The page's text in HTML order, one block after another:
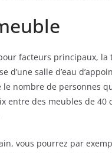
facteurs principaux,
d’une salle d’eau
nombre de personnes
entre des meubles de
vous pourrez par